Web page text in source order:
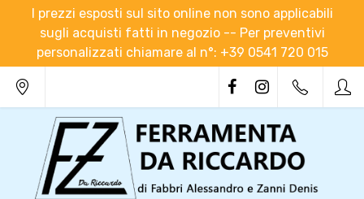
I prezzi esposti sul sito online non sono applicabili
sugli acquisti fatti in negozio -- Per preventivi
personalizzati chiamare al n°: +39 0541 720 015